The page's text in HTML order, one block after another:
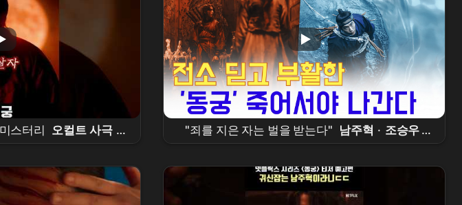
스터리
오컬트 사극
#theeastpalace
"죄를 지은 자는 벌을 받는다" 남주혁 · 조승우
' 동궁 ', 전소 위기 이겨내고 7월 17일 공개